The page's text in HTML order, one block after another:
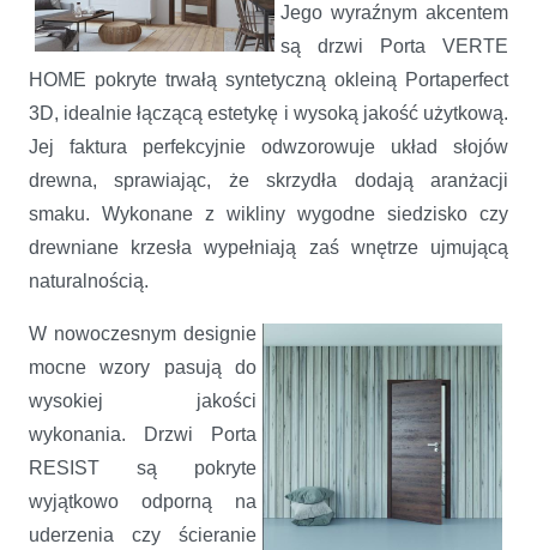
Jego wyraźnym akcentem
są drzwi Porta VERTE
HOME pokryte trwałą syntetyczną okleiną Portaperfect
3D, idealnie łączącą estetykę i wysoką jakość użytkową.
Jej faktura perfekcyjnie odwzorowuje układ słojów
drewna, sprawiając, że skrzydła dodają aranżacji
smaku. Wykonane z wikliny wygodne siedzisko czy
drewniane krzesła wypełniają zaś wnętrze ujmującą
naturalnością.
W nowoczesnym designie
mocne wzory pasują do
wysokiej jakości
wykonania. Drzwi Porta
RESIST są pokryte
wyjątkowo odporną na
uderzenia czy ścieranie